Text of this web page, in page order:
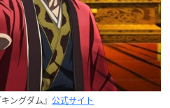
ングダム』 公式サイト